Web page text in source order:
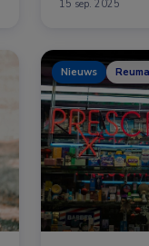
15 sep. 2025
Nieuws